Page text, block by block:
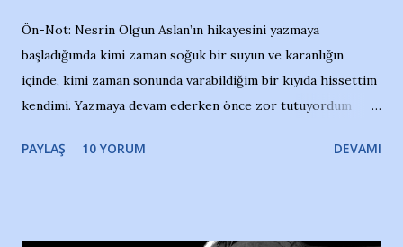
Ön-Not: Nesrin Olgun Aslan’ın hikayesini yazmaya
başladığımda kimi zaman soğuk bir suyun ve karanlığın
içinde, kimi zaman sonunda varabildiğim bir kıyıda hissettim
kendimi. Yazmaya devam ederken önce zor tutuyordum
Yazımı, ağlayarak bitirebildim ancak…Kendisinin web
PAYLAŞ 10 YORUM DEVAMI